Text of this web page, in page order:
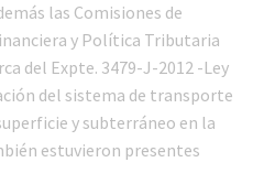
las Comisiones de
y Política Tributaria
del Expte. 3479-J-2012 -Ley
del sistema de transporte
y subterráneo en la
estuvieron presentes